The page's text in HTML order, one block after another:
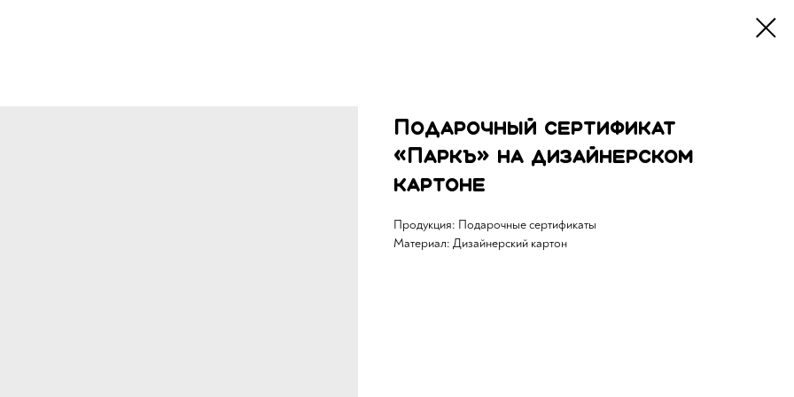
Подарочный сертификат
«Паркъ» на дизайнерском
картоне
Продукция: Подарочные сертификаты
Материал: Дизайнерский картон